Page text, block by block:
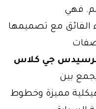
فهي
الفائق مع تصميمها
جي كلاس
بين
مميزة وخطوط